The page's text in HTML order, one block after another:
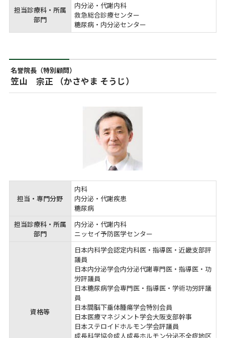
担当診療科・所属
部門
内分泌・代謝内科
救急総合診療センター
糖尿病・内分泌センター
名誉院長（特別顧問）
笠山 宗正 （かさやま そうじ）
担当・専門分野
内科
内分泌・代謝疾患
糖尿病
担当診療科・所属
部門
内分泌・代謝内科
ニッセイ予防医学センター
資格等
日本内科学会認定内科医・指導医・近畿支部評
議員
日本内分泌学会内分泌代謝専門医・指導医・功
労評議員
日本糖尿病学会専門医・指導医・学術功労評議
員
日本間脳下垂体腫瘍学会特別会員
日本医療マネジメント学会大阪支部幹事
日本ステロイドホルモン学会評議員
成長科学協会成人成長ホルモン分泌不全症地区